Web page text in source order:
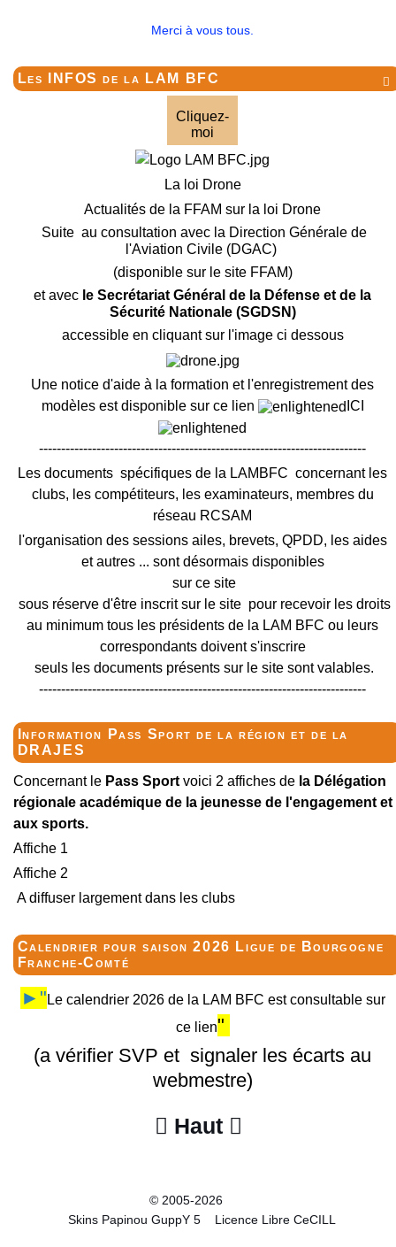
Merci à vous tous.

Les INFOS de la LAM BFC
Cliquez-
moi
La loi Drone
Actualités de la FFAM sur la loi Drone
Suite au consultation avec la Direction Générale de
l'Aviation Civile (DGAC)
(disponible sur le site FFAM)
et avec le Secrétariat Général de la Défense et de la
Sécurité Nationale (SGDSN)
accessible en cliquant sur l'image ci dessous
Une notice d'aide à la formation et l'enregistrement des
modèles est disponible sur ce lien
ICI
--------------------------------------------------------------------------
Les documents spécifiques de la LAMBFC concernant les
clubs, les compétiteurs, les examinateurs, membres du
réseau RCSAM
l'organisation des sessions ailes, brevets, QPDD, les aides
et autres ... sont désormais disponibles
sur ce site
sous réserve d'être inscrit sur le site pour recevoir les droits
au minimum tous les présidents de la LAM BFC ou leurs
correspondants doivent s'inscrire
seuls les documents présents sur le site sont valables.
--------------------------------------------------------------------------
Information Pass Sport de la région et de la
DRAJES
Concernant lePass Sportvoici 2 affiches dela Délégation
régionale académique de la jeunesse de l'engagement et
aux sports.
Affiche 1
Affiche 2
A diffuser largement dans les clubs
Calendrier pour saison 2026 Ligue de Bourgogne
Franche-Comté
►" Le calendrier 2026 de la LAM BFC est consultable sur
ce lien"
(a vérifier SVP et signaler les écarts au
webmestre)
 Haut 
© 2005-2026
Skins Papinou GuppY 5
Licence Libre CeCILL